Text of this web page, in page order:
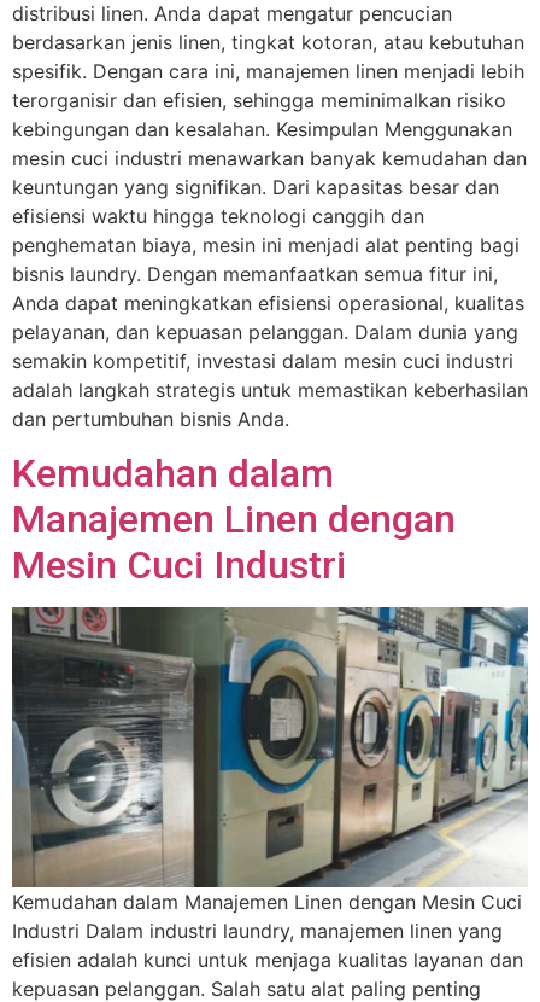
distribusi linen. Anda dapat mengatur pencucian
berdasarkan jenis linen, tingkat kotoran, atau kebutuhan
spesifik. Dengan cara ini, manajemen linen menjadi lebih
terorganisir dan efisien, sehingga meminimalkan risiko
kebingungan dan kesalahan. Kesimpulan Menggunakan
mesin cuci industri menawarkan banyak kemudahan dan
keuntungan yang signifikan. Dari kapasitas besar dan
efisiensi waktu hingga teknologi canggih dan
penghematan biaya, mesin ini menjadi alat penting bagi
bisnis laundry. Dengan memanfaatkan semua fitur ini,
Anda dapat meningkatkan efisiensi operasional, kualitas
pelayanan, dan kepuasan pelanggan. Dalam dunia yang
semakin kompetitif, investasi dalam mesin cuci industri
adalah langkah strategis untuk memastikan keberhasilan
dan pertumbuhan bisnis Anda.
Kemudahan dalam
Manajemen Linen dengan
Mesin Cuci Industri
Kemudahan dalam Manajemen Linen dengan Mesin Cuci
Industri Dalam industri laundry, manajemen linen yang
efisien adalah kunci untuk menjaga kualitas layanan dan
kepuasan pelanggan. Salah satu alat paling penting